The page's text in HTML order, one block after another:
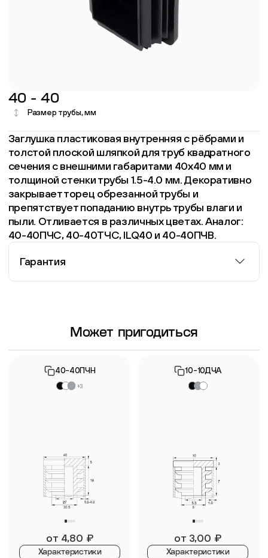
40 - 40
Размер трубы, мм
Заглушка пластиковая внутренняя с рёбрами и
толстой плоской шляпкой для труб квадратного
сечения с внешними габаритами 40х40 мм и
толщиной стенки трубы 1.5-4.0 мм. Декоративно
закрывает торец обрезанной трубы и
препятствует попаданию внутрь трубы влаги и
пыли. Отливается в различных цветах. Аналог:
40-40ПЧС, 40-40ТЧС, ILQ40 и 40-40ПЧВ.
Гарантия
Информация о гарантии
Может пригодиться
40-40ПЧН
+3
от 4,80 ₽
Характеристики
10-10ДЧА
от 3,00 ₽
Характеристики